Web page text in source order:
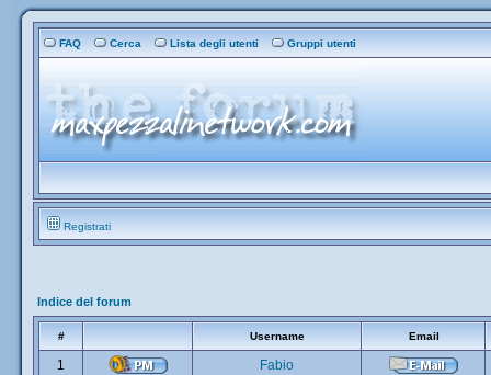
FAQ Cerca Lista degli utenti Gruppi utenti
Registrati
Indice del forum
# Username Email
1
Fabio